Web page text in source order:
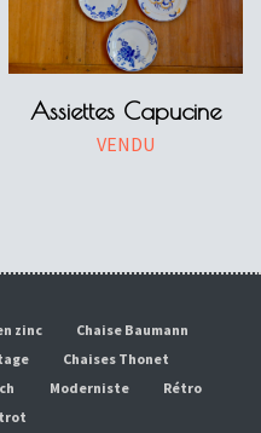
Assiettes Capucine
VENDU
zinc
Chaise Baumann
Chaises Thonet
Moderniste
Rétro